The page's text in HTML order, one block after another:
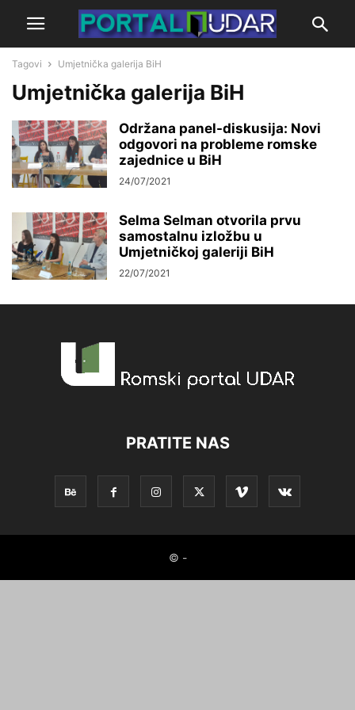
Tagovi Umjetnička galerija BiH
Umjetnička galerija BiH
Održana panel-diskusija: Novi
odgovori na probleme romske
zajednice u BiH
24/07/2021
Selma Selman otvorila prvu
samostalnu izložbu u
Umjetničkoj galeriji BiH
22/07/2021
PRATITE NAS
© -